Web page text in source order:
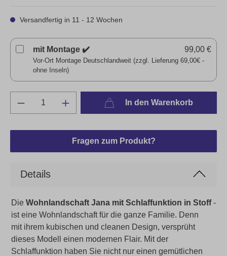
Versandfertig in 11 - 12 Wochen
mit Montage ✔️
Vor-Ort Montage Deutschlandweit (zzgl. Lieferung 69,00€ -
ohne Inseln)
99,00 €
In den Warenkorb
Fragen zum Produkt?
Details
Die Wohnlandschaft Jana mit Schlaffunktion in Stoff-
ist eine Wohnlandschaft für die ganze Familie. Denn
mit ihrem kubischen und cleanen Design, versprüht
dieses Modell einen modernen Flair. Mit der
Schlaffunktion haben Sie nicht nur einen gemütlichen